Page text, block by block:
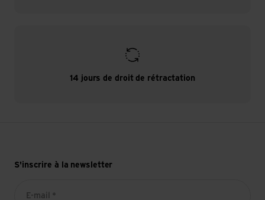
14 jours de droit de rétractation
S'inscrire à la newsletter
E-mail *